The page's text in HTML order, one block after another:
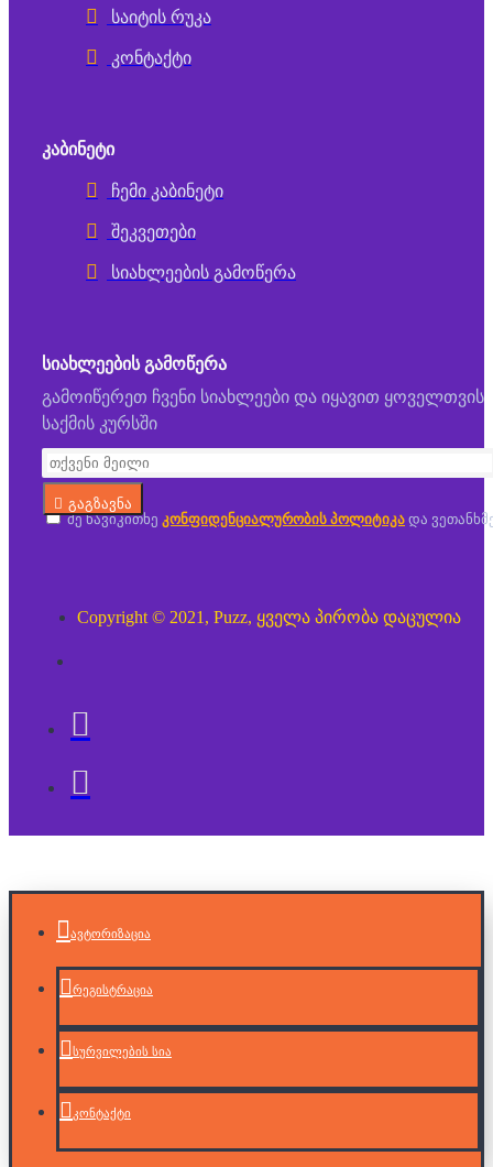
საიტის რუკა
კონტაქტი
ᲙᲐᲑᲘᲜᲔᲢᲘ
ჩემი კაბინეტი
შეკვეთები
სიახლეების გამოწერა
ᲡᲘᲐᲮᲚᲔᲔᲑᲘᲡ ᲒᲐᲛᲝᲬᲔᲠᲐ
გამოიწერეთ ჩვენი სიახლეები და იყავით ყოველთვის
საქმის კურსში
გაგზავნა
მე წავიკითხე კონფიდენციალურობის პოლიტიკა და
Copyright © 2021, Puzz, ყველა პირობა დაცულია
ავტორიზაცია
რეგისტრაცია
სურვილების სია
კონტაქტი